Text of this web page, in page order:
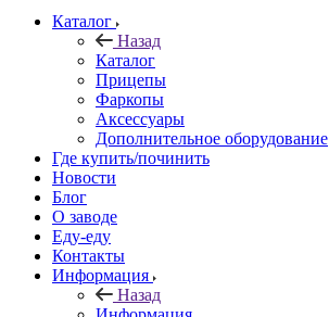
Каталог
Назад
Каталог
Прицепы
Фаркопы
Аксессуары
Дополнительное оборудование
Где купить/починить
Новости
Блог
О заводе
Еду-еду
Контакты
Информация
Назад